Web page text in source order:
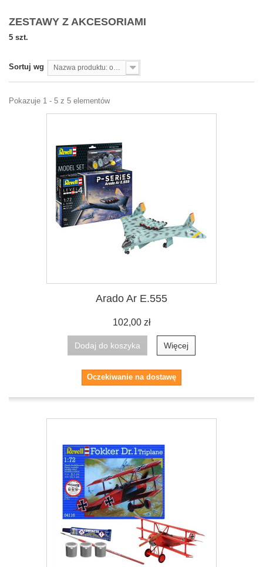
ZESTAWY Z AKCESORIAMI
5 szt.
Sortuj wg
Pokazuje 1 - 5 z 5 elementów
Arado Ar E.555
102,00 zł
Dodaj do koszyka Więcej
Oczekiwanie na dostawę